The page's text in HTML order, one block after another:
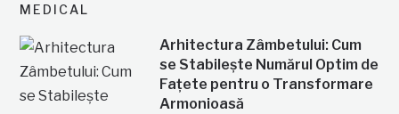
MEDICAL
Arhitectura Zâmbetului: Cum
se Stabilește Numărul Optim de
Fațete pentru o Transformare
Armonioasă